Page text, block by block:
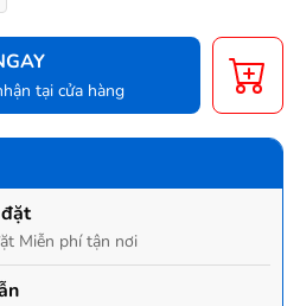
tại cửa hàng
Miễn phí tận nơi